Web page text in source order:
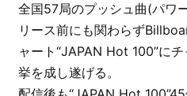
全国57局のプッシュ曲(パワ
リース前にも関わらず
ャート“JAPAN Hot 100”に
挙を成し遂げる。